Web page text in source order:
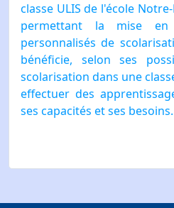
classe ULIS de l'école
permettant la mise
personnalisés de
bénéficie, selon ses
scolarisation dans une
effectuer des
ses capacités et ses besoins.